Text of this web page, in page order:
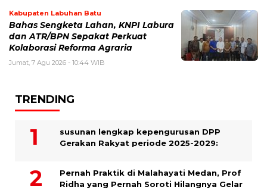
Kabupaten Labuhan Batu
Bahas Sengketa Lahan, KNPI Labura
dan ATR/BPN Sepakat Perkuat
Kolaborasi Reforma Agraria
Jumat, 7 Agu 2026 - 10:44 WIB
TRENDING
susunan lengkap kepengurusan DPP
Gerakan Rakyat periode 2025-2029:
Pernah Praktik di Malahayati Medan, Prof
Ridha yang Pernah Soroti Hilangnya Gelar